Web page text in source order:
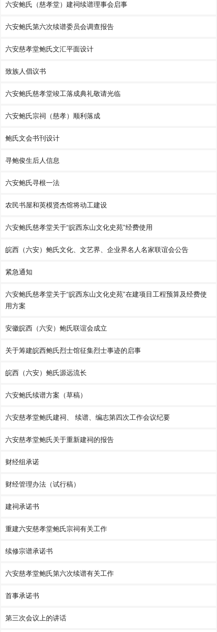
六安鲍氏（慈孝堂）建祠续谱理事会启事
六安鲍氏第六次续谱委员会调查报告
六安慈孝堂鲍氏文汇平面设计
致族人倡议书
六安鲍氏慈孝堂竣工落成典礼敬请光临
六安鲍氏宗祠（慈孝）顺利落成
鲍氏文会书刊设计
寻鲍俊生后人信息
六安鲍氏寻根一法
农民书屋和英模贤杰馆将动工建设
六安鲍氏慈孝堂关于“皖西东山文化史苑”经费使用
皖西（六安）鲍氏文化、文艺界、企业界名人名家联谊会公告
紧急通知
六安鲍氏慈孝堂关于“皖西东山文化史苑”在建项目工程预算及经费使
用方案
安徽皖西（六安）鲍氏联谊会成立
关于筹建皖西鲍氏烈士馆征集烈士事迹的启事
皖西（六安）鲍氏源远流长
六安鲍氏续谱方案（草稿）
六安慈孝堂鲍氏建祠、 续谱、编志第四次工作会议纪要
六安慈孝堂鲍氏关于重新建祠的报告
财经组承诺
财经管理办法（试行稿）
建祠承诺书
重建六安慈孝堂鲍氏宗祠有关工作
续修宗谱承诺书
六安慈孝堂鲍氏第六次续谱有关工作
首事承诺书
第三次会议上的讲话